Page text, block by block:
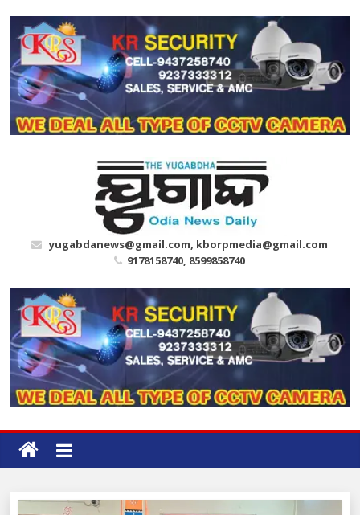
content
yugabdanews@gmail.com, kborpmedia@gmail.com
9178158740, 8599858740